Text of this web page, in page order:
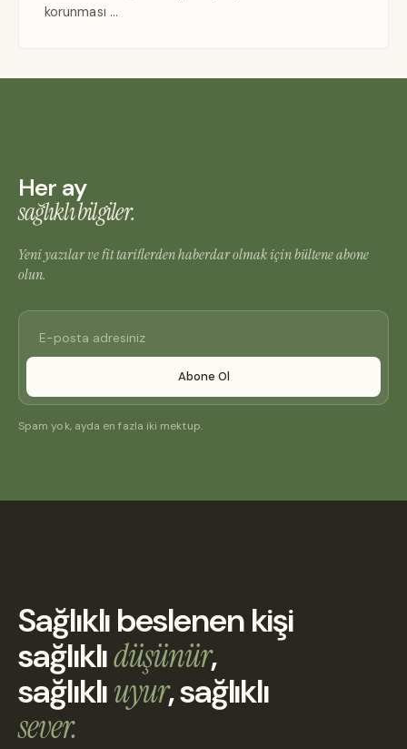
korunması …
Her ay
sağlıklı bilgiler.
Yeni yazılar ve fit tariflerden haberdar olmak için bültene abone
olun.
Abone Ol
Spam yok, ayda en fazla iki mektup.
Sağlıklı beslenen kişi
sağlıklıdüşünür,
sağlıklıuyur, sağlıklı
sever.